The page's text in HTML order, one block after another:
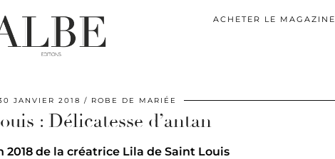
ACHETER LE MAGAZINE
JANVIER 2018 ROBE DE MARIÉE
: Délicatesse d’antan
2018 de la créatrice Lila de Saint Louis